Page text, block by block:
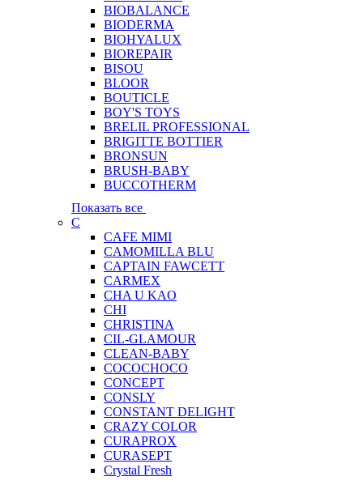
BIOBALANCE
BIODERMA
BIOHYALUX
BIOREPAIR
BISOU
BLOOR
BOUTICLE
BOY'S TOYS
BRELIL PROFESSIONAL
BRIGITTE BOTTIER
BRONSUN
BRUSH-BABY
BUCCOTHERM
Показать все
C
CAFE MIMI
CAMOMILLA BLU
CAPTAIN FAWCETT
CARMEX
CHA U KAO
CHI
CHRISTINA
CIL-GLAMOUR
CLEAN-BABY
COCOCHOCO
CONCEPT
CONSLY
CONSTANT DELIGHT
CRAZY COLOR
CURAPROX
CURASEPT
Crystal Fresh